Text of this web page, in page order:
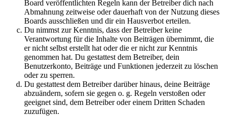
Board veröffentlichten Regeln kann der Betreiber dich nach
Abmahnung zeitweise oder dauerhaft von der Nutzung dieses
Boards ausschließen und dir ein Hausverbot erteilen.
Du nimmst zur Kenntnis, dass der Betreiber keine
Verantwortung für die Inhalte von Beiträgen übernimmt, die
er nicht selbst erstellt hat oder die er nicht zur Kenntnis
genommen hat. Du gestattest dem Betreiber, dein
Benutzerkonto, Beiträge und Funktionen jederzeit zu löschen
oder zu sperren.
Du gestattest dem Betreiber darüber hinaus, deine Beiträge
abzuändern, sofern sie gegen o. g. Regeln verstoßen oder
geeignet sind, dem Betreiber oder einem Dritten Schaden
zuzufügen.